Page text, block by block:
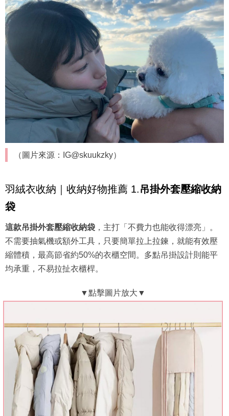
（圖片來源：IG@skuukzky）
羽絨衣收納｜收納好物推薦 1.吊掛外套壓縮收納
袋
這款吊掛外套壓縮收納袋 ，主打「不費力也能收得漂亮」。
不需要抽氣機或額外工具，只要簡單拉上拉鍊，就能有效壓
縮體積，最高節省約50%的衣櫃空間。多點吊掛設計則能平
均承重，不易拉扯衣櫃桿。